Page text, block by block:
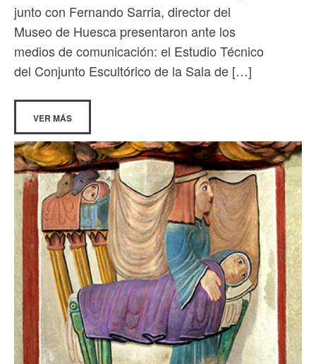
junto con Fernando Sarria, director del
Museo de Huesca presentaron ante los
medios de comunicación: el Estudio Técnico
del Conjunto Escultórico de la Sala de […]
VER MÁS